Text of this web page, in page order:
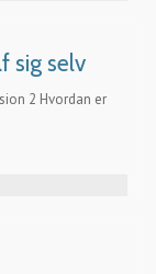
sig selv
2 Hvordan er